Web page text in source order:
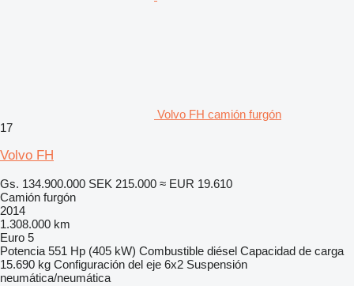
Volvo FH camión furgón
17
Volvo FH
Gs. 134.900.000 SEK 215.000 ≈ EUR 19.610
Camión furgón
2014
1.308.000 km
Euro 5
Potencia 551 Hp (405 kW) Combustible diésel Capacidad de carga
15.690 kg Configuración del eje 6x2 Suspensión
neumática/neumática